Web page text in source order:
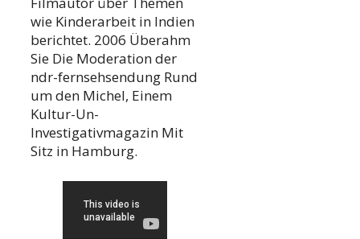
wie Kinderarbeit in Indien
berichtet. 2006 Überahm
Sie Die Moderation der
ndr-fernsehsendung Rund
um den Michel, Einem
Kultur-Un-
Investigativmagazin Mit
Sitz in Hamburg.